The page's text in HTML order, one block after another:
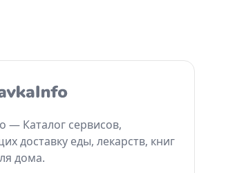
— Каталог сервисов,
доставку еды, лекарств, книг
дома.